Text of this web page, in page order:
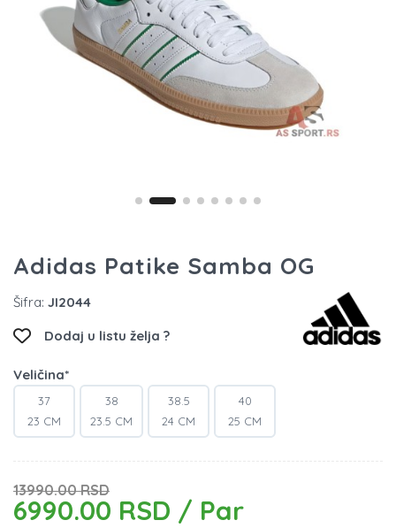
Adidas Patike Samba OG
Šifra: JI2044
Dodaj u listu želja ?
Veličina*
37
23 CM
38
23.5 CM
38.5
24 CM
40
25 CM
13990.00 RSD
6990.00 RSD / Par